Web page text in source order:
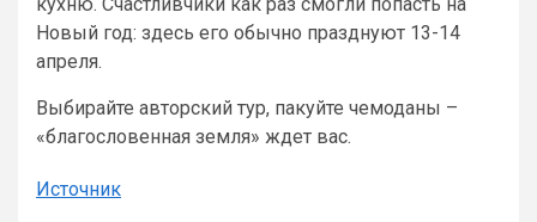
Новый год: здесь его обычно празднуют 13-14
апреля.
Выбирайте авторский тур, пакуйте чемоданы –
«благословенная земля» ждет вас.
Источник